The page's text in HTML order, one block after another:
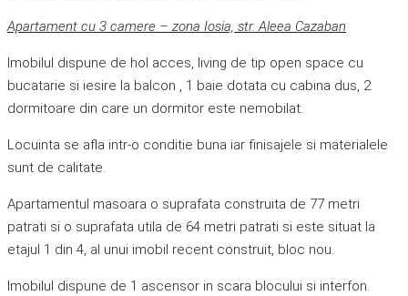
Apartament cu 3 camere – zona Iosia, str. Aleea Cazaban
Imobilul dispune de hol acces, living de tip open space cu
bucatarie si iesire la balcon , 1 baie dotata cu cabina dus, 2
dormitoare din care un dormitor este nemobilat.
Locuinta se afla intr-o conditie buna iar finisajele si materialele
sunt de calitate.
Apartamentul masoara o suprafata construita de 77 metri
patrati si o suprafata utila de 64 metri patrati si este situat la
etajul 1 din 4, al unui imobil recent construit, bloc nou.
Imobilul dispune de 1 ascensor in scara blocului si interfon.